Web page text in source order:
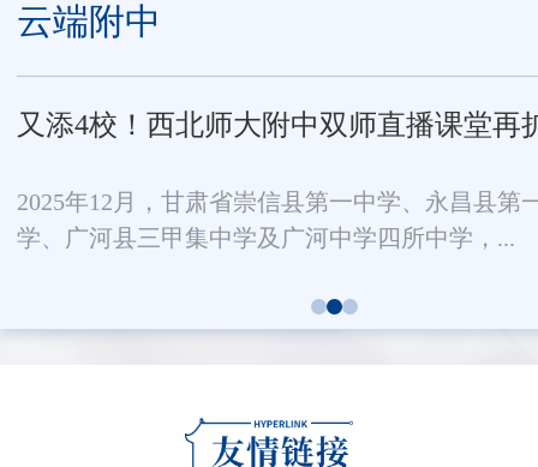
云端附中
又添4校！西北师大附中双师直播课堂再
2025年12月，甘肃省崇信县第一中学、永昌县第
学、广河县三甲集中学及广河中学四所中学，...